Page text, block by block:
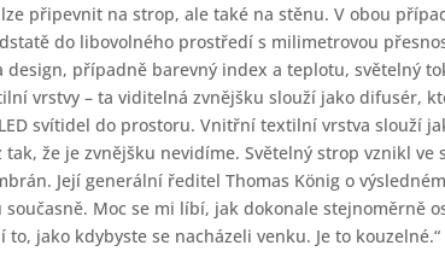
připevnit na strop, ale také na stěnu. V obou
do libovolného prostředí s milimetrovou
design, případně barevný index a teplotu, světelný
vrstvy – ta viditelná zvnějšku slouží jako difusér,
svítidel do prostoru. Vnitřní textilní vrstva slouží
tak, že je zvnějšku nevidíme. Světelný strop vznikl
Její generální ředitel Thomas König o
současně. Moc se mi líbí, jak dokonale stejnoměrně
to, jako kdybyste se nacházeli venku. Je to kouzelné.“